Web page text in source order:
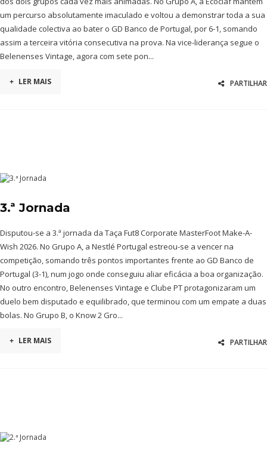
um percurso absolutamente imaculado e voltou a demonstrar toda a sua
qualidade colectiva ao bater o GD Banco de Portugal, por 6-1, somando
assim a terceira vitória consecutiva na prova. Na vice-liderança segue o
Belenenses Vintage, agora com sete pon...
+ LER MAIS PARTILHAR
3.ª Jornada
Disputou-se a 3.ª jornada da Taça Fut8 Corporate MasterFoot Make-A-
Wish 2026. No Grupo A, a Nestlé Portugal estreou-se a vencer na
competição, somando três pontos importantes frente ao GD Banco de
Portugal (3-1), num jogo onde conseguiu aliar eficácia a boa organização.
No outro encontro, Belenenses Vintage e Clube PT protagonizaram um
duelo bem disputado e equilibrado, que terminou com um empate a duas
bolas. No Grupo B, o Know 2 Gro...
+ LER MAIS PARTILHAR